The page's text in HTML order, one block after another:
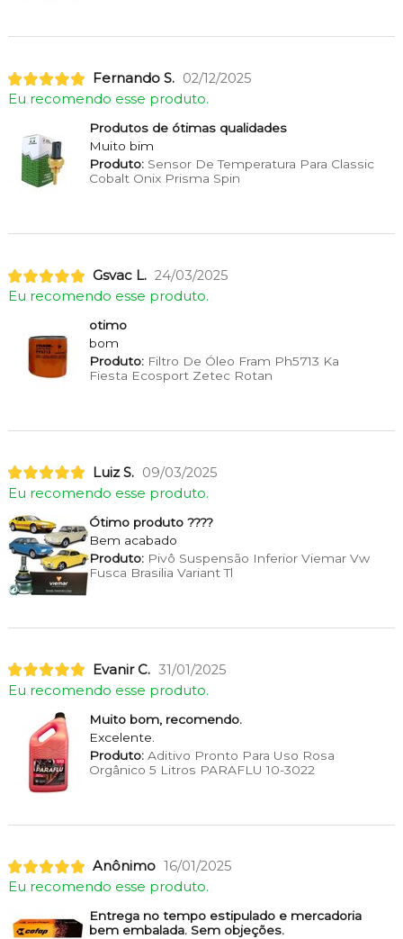
Fernando S. 02/12/2025
Eu recomendo esse produto.
Produtos de ótimas qualidades
Muito bim
Produto:Sensor De Temperatura Para Classic
Cobalt Onix Prisma Spin
Gsvac L. 24/03/2025
Eu recomendo esse produto.
otimo
bom
Produto:Filtro De Óleo Fram Ph5713 Ka
Fiesta Ecosport Zetec Rotan
Luiz S. 09/03/2025
Eu recomendo esse produto.
Ótimo produto ????
Bem acabado
Produto:Pivô Suspensão Inferior Viemar Vw
Fusca Brasilia Variant Tl
Evanir C. 31/01/2025
Eu recomendo esse produto.
Muito bom, recomendo.
Excelente.
Produto:Aditivo Pronto Para Uso Rosa
Orgânico 5 Litros PARAFLU 10-3022
Anônimo 16/01/2025
Eu recomendo esse produto.
Entrega no tempo estipulado e mercadoria
bem embalada. Sem objeções.